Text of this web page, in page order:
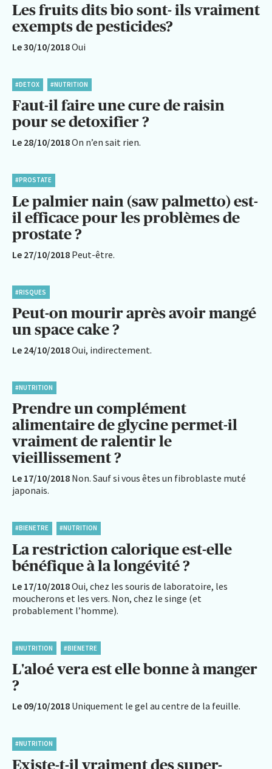
Les fruits dits bio sont- ils vraiment
exempts de pesticides?
Le 30/10/2018Oui
#DETOX #NUTRITION
Faut-il faire une cure de raisin
pour se detoxifier ?
Le 28/10/2018On n’en sait rien.
#PROSTATE
Le palmier nain (saw palmetto) est-
il efficace pour les problèmes de
prostate ?
Le 27/10/2018 Peut-être.
#RISQUES
Peut-on mourir après avoir mangé
un space cake ?
Le 24/10/2018Oui, indirectement.
#NUTRITION
Prendre un complément
alimentaire de glycine permet-il
vraiment de ralentir le
vieillissement ?
Le 17/10/2018 Non. Sauf si vous êtes un fibroblaste muté
japonais.
#BIENETRE #NUTRITION
La restriction calorique est-elle
bénéfique à la longévité ?
Le 17/10/2018Oui, chez les souris de laboratoire, les
moucherons et les vers. Non, chez le singe (et
probablement l’homme).
#NUTRITION #BIENETRE
L'aloé vera est elle bonne à manger
?
Le 09/10/2018 Uniquement le gel au centre de la feuille.
#NUTRITION
Existe-t-il vraiment des super-